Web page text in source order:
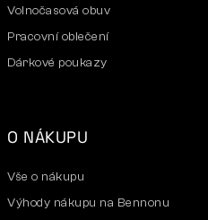
Volnočasová obuv
Pracovní oblečení
Dárkové poukazy
O NÁKUPU
Vše o nákupu
Výhody nákupu na Bennonu